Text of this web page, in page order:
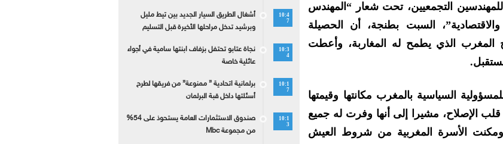
للمهندسين التجمعيين، تحت شعار “المهندس
السبت بطنجة، أن الحصيلة
الذي يطمح له المغاربة، وأعطت
السياسية بالمغرب مكانتها وقيمتها
الإصلاح، مشيرا إلى أنها وفرت له جميع
ومكنت الأسرة المغربية من شروط العيش
10:4
7
أشغال الطريق السيار الجديد بين تيط مليل
وبرشيد تدخل مراحلها الأخيرة قبل التسليم
10:3
4
نجاة عتابو تحتفل بزفاف ابنتها سامية في أجواء
عائلية خاصة
10:1
7
برلمانية اتحادية ” ممنوعة” من فريقها لطرح
أسئلتها داخل قبة البرلمان
10:1
3
صندوق الاستثمارات العامة يستحوذ على 54%
من مجموعة Mbc